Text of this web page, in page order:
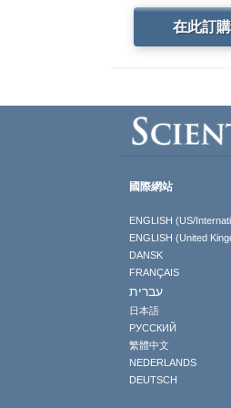
在此訂
國際網站
ENGLISH (US/
ENGLISH (United
DANSK
FRANÇAIS
עברית
日本語
РУССКИЙ
繁體中文
NEDERLANDS
DEUTSCH